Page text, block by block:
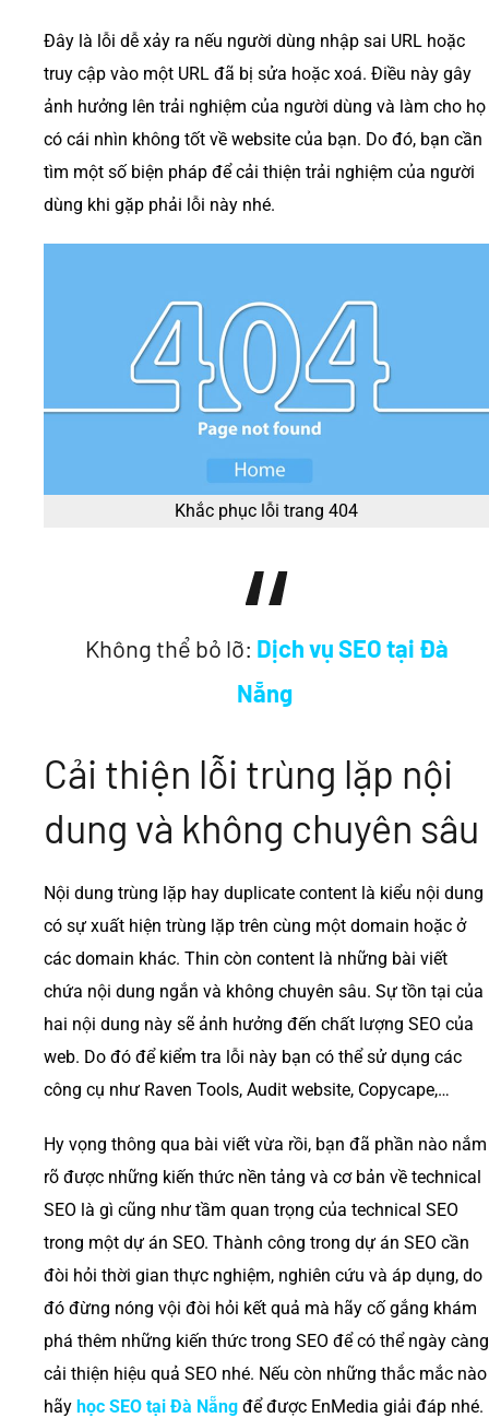
Đây là lỗi dễ xảy ra nếu người dùng nhập sai URL hoặc
truy cập vào một URL đã bị sửa hoặc xoá. Điều này gây
ảnh hưởng lên trải nghiệm của người dùng và làm cho họ
có cái nhìn không tốt về website của bạn. Do đó, bạn cần
tìm một số biện pháp để cải thiện trải nghiệm của người
dùng khi gặp phải lỗi này nhé.
Khắc phục lỗi trang 404
Không thể bỏ lỡ: Dịch vụ SEO tại Đà
Nẵng
Cải thiện lỗi trùng lặp nội
dung và không chuyên sâu
Nội dung trùng lặp hay duplicate content là kiểu nội dung
có sự xuất hiện trùng lặp trên cùng một domain hoặc ở
các domain khác. Thin còn content là những bài viết
chứa nội dung ngắn và không chuyên sâu. Sự tồn tại của
hai nội dung này sẽ ảnh hưởng đến chất lượng SEO của
web. Do đó để kiểm tra lỗi này bạn có thể sử dụng các
công cụ như Raven Tools, Audit website, Copycape,…
Hy vọng thông qua bài viết vừa rồi, bạn đã phần nào nắm
rõ được những kiến thức nền tảng và cơ bản về technical
SEO là gì cũng như tầm quan trọng của technical SEO
trong một dự án SEO. Thành công trong dự án SEO cần
đòi hỏi thời gian thực nghiệm, nghiên cứu và áp dụng, do
đó đừng nóng vội đòi hỏi kết quả mà hãy cố gắng khám
phá thêm những kiến thức trong SEO để có thể ngày càng
cải thiện hiệu quả SEO nhé. Nếu còn những thắc mắc nào
hãy học SEO tại Đà Nẵng để được EnMedia giải đáp nhé.